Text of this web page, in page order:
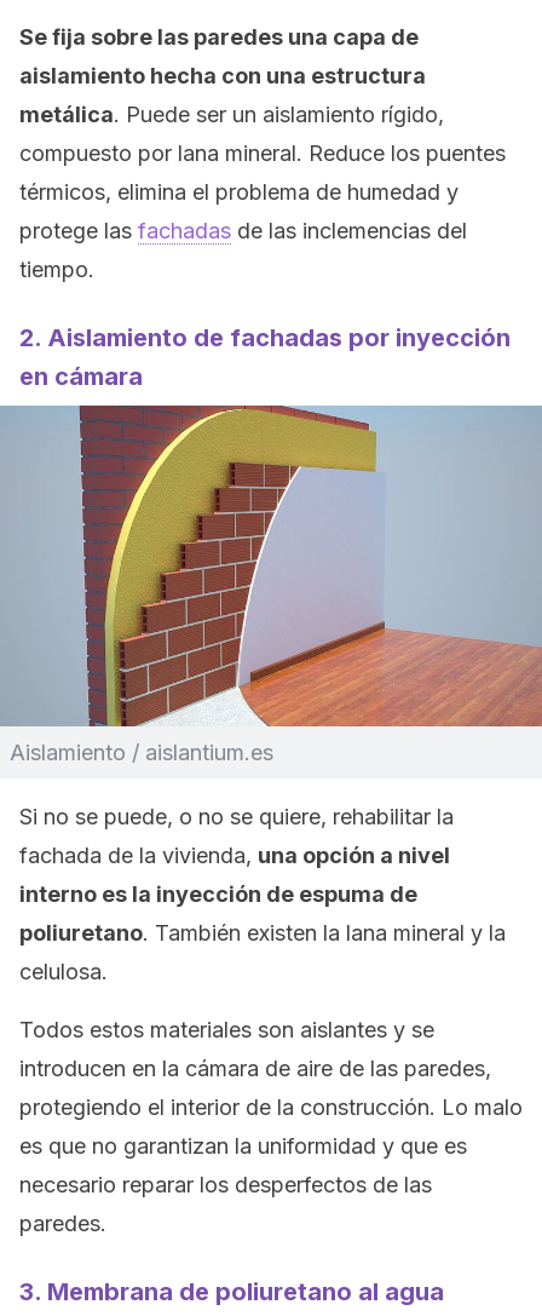
Se fija sobre las paredes una capa de
aislamiento hecha con una estructura
metálica. Puede ser un aislamiento rígido,
compuesto por lana mineral. Reduce los puentes
térmicos, elimina el problema de humedad y
protege las fachadas de las inclemencias del
tiempo.
2. Aislamiento de fachadas por inyección
en cámara
Aislamiento / aislantium.es
Si no se puede, o no se quiere, rehabilitar la
fachada de la vivienda, una opción a nivel
interno es la inyección de espuma de
poliuretano. También existen la lana mineral y la
celulosa.
Todos estos materiales son aislantes y se
introducen en la cámara de aire de las paredes,
protegiendo el interior de la construcción. Lo malo
es que no garantizan la uniformidad y que es
necesario reparar los desperfectos de las
paredes.
3. Membrana de poliuretano al agua